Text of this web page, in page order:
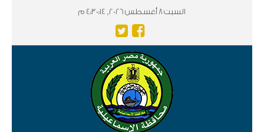
السبت 8 أغسطس 2026, 4:30:14 م